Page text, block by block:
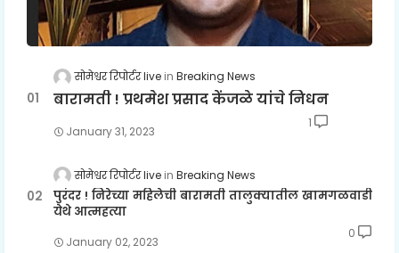
सोमेश्वर रिपोर्टर live Breaking News
बारामती ! प्रथमेश प्रसाद केंजळे यांचे निधन
January 31, 2023
1
सोमेश्वर रिपोर्टर live Breaking News
पुरंदर ! निरेच्या महिलेची बारामती तालुक्यातील खामगळवाडी
येथे आत्महत्या
January 02, 2023
0